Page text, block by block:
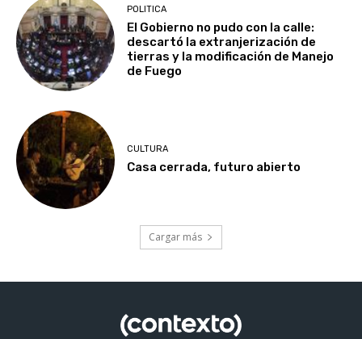
POLITICA
El Gobierno no pudo con la calle:
descartó la extranjerización de
tierras y la modificación de Manejo
de Fuego
CULTURA
Casa cerrada, futuro abierto
Cargar más